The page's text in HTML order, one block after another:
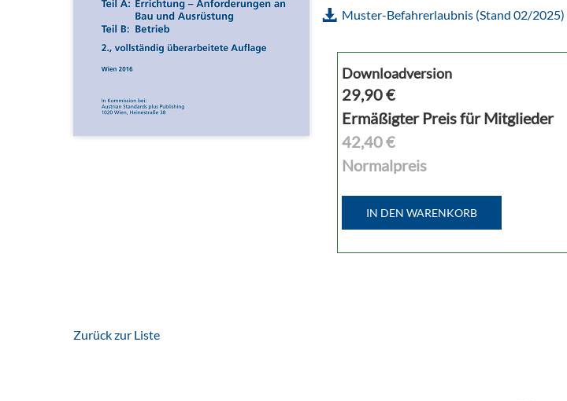
Muster-Befahrerlaubnis (Stand 02/2025)
Downloadversion
29,90€
Ermäßigter Preis für Mitglieder
42,40 €
Normalpreis
IN DEN WARENKORB
Zurück zur Liste